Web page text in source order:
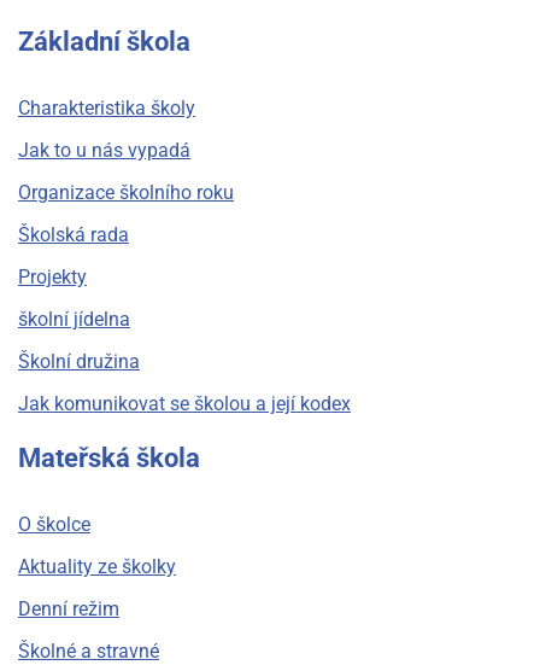
Základní škola
Charakteristika školy
Jak to u nás vypadá
Organizace školního roku
Školská rada
Projekty
školní jídelna
Školní družina
Jak komunikovat se školou a její kodex
Mateřská škola
O školce
Aktuality ze školky
Denní režim
Školné a stravné